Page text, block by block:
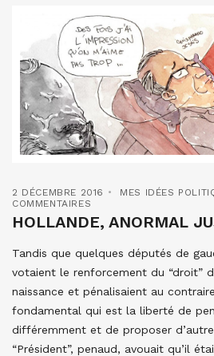
2 DÉCEMBRE 2016 MES IDÉES
COMMENTAIRES
HOLLANDE, ANORMAL
Tandis que quelques députés de
votaient le renforcement du “droit”
naissance et pénalisaient au
fondamental qui est la liberté de
différemment et de proposer
“Président”, penaud, avouait qu’il